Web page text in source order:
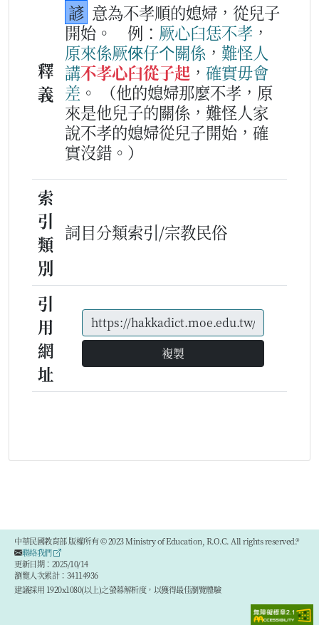
釋
義
諺 意為不孝順的媳婦，從兒子
開始。
例： 厥心臼恁不孝 ，
原來係厥倈仔个關係 ， 難怪人
講不孝心臼從子起 ， 確實毋會
差 。
（他的媳婦那麼不孝，原
來是他兒子的關係，難怪人家
說不孝的媳婦從兒子開始，確
實沒錯。）
索
引
類
別
詞目分類索引/宗教民俗
引
用
網
址
複製
中華民國教育部 版權所有 © 2023 Ministry of Education, R.O.C. All rights reserved.®
聯絡我們
更新日期：2025/10/14
瀏覽人次累計：34114936
建議採用 1920x1080(以上)之螢幕解析度，以獲得最佳瀏覽體驗